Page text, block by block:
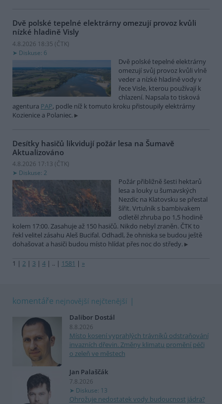
Dvě polské tepelné elektrárny omezují provoz kvůli
nízké hladině Visly
4.8.2026 18:35 (ČTK)
Diskuse: 6
Dvě polské tepelné elektrárny
omezují svůj provoz kvůli vlně
veder a nízké hladině vody v
řece Visle, kterou používají k
chlazení. Napsala to tisková
agentura PAP, podle níž k tomuto kroku přistoupily elektrárny
Kozienice a Polaniec.
Desítky hasičů likvidují požár lesa na Šumavě
Aktualizováno
4.8.2026 17:13 (ČTK)
Diskuse: 2
Požár přibližně šesti hektarů
lesa a louky u šumavských
Nezdic na Klatovsku se přestal
šířit. Vrtulník s bambivakem
odletěl zhruba po 1,5 hodině
kolem 17:00. Zasahuje až 150 hasičů. Nikdo nebyl zraněn. ČTK to
řekl velitel zásahu Aleš Bucifal. Odhadl, že ohniska se budou ještě
dohašovat a hasiči budou místo hlídat přes noc do středy.
1 | 2 | 3 | 4 | .. | 1581 | »
komentáře nejnovější nejčtenější
Dalibor Dostál
8.8.2026
Místo kosení vyprahlých trávníků odstraňování
invazních dřevin. Změny klimatu promění péči
o zeleň ve městech
Jan Palaščák
7.8.2026
Diskuse: 13
Ohrožuje nedostatek vody budoucnost jádra?